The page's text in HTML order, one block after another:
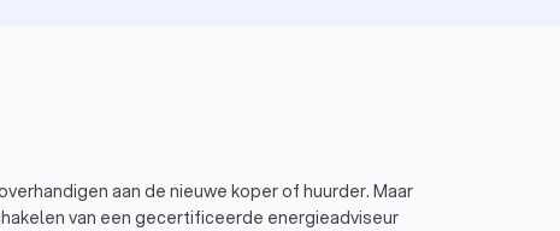
aan de nieuwe koper of huurder. Maar
van een gecertificeerde energieadviseur